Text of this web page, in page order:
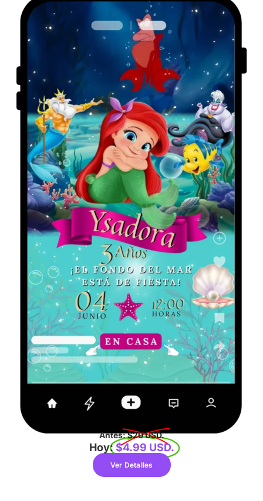
Hoy:$4.99 USD.
Ver Detalles
Antes:$20 USD.